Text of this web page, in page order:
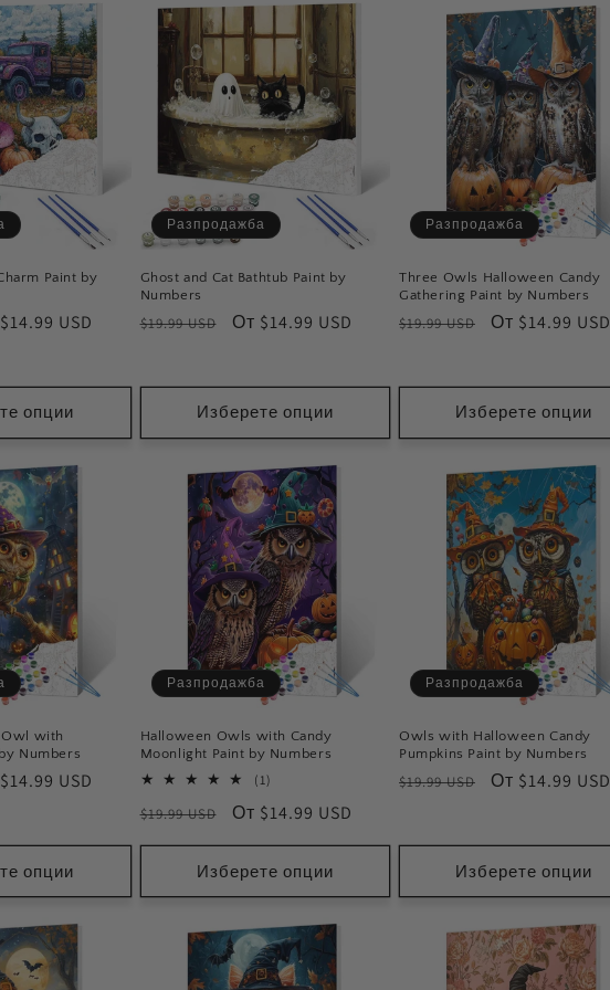
Paint by
USD
опции
Разпродажба
Ghost and Cat Bathtub Paint by
Numbers
Обичайна
$19.99 USD
Цена
От $14.99 USD
Изберете опции
Разпродажба
Three Owls Halloween Candy
Gathering Paint by Numbers
Обичайна
$19.99 USD
Цена
От $14.99 USD
Изберете опции
Owl with
Numbers
USD
опции
Разпродажба
Halloween Owls with Candy
Moonlight Paint by Numbers
(1)
брой
Обичайна
цена
$19.99 USD
Цена
при
разпродажба
От $14.99 USD
Изберете опции
Разпродажба
Owls with Halloween Candy
Pumpkins Paint by Numbers
Обичайна
$19.99 USD
Цена
От $14.99 USD
Изберете опции